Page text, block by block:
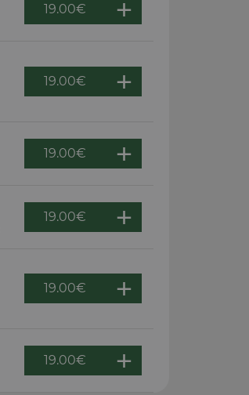
19.00€
19.00€
19.00€
19.00€
19.00€
19.00€